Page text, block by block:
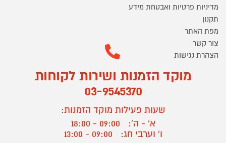
מדיניות פרטיות ואבטחת מידע
תקנון
מפת האתר
צור קשר
הצהרת נגישות
מוקד הזמנות ושירות לקוחות
03-9545370
שעות פעילות מוקד הזמנות:
א' - ה':
09:00 - 18:00
ו' וערבי חג:
09:00 - 13:00